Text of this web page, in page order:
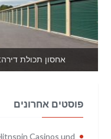
אחסון תכולת
פוסטים אחרונים
Casinos und